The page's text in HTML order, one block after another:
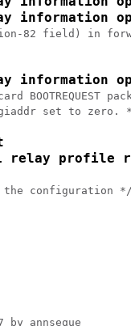
information
field) in
information
set to zero.
relay profile
the configuration */
annseque